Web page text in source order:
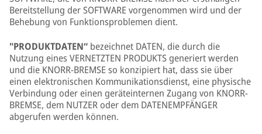
Bereitstellung der SOFTWARE vorgenommen wird und der
Behebung von Funktionsproblemen dient.
"PRODUKTDATEN“ bezeichnet DATEN, die durch die
Nutzung eines VERNETZTEN PRODUKTS generiert werden
und die KNORR-BREMSE so konzipiert hat, dass sie über
einen elektronischen Kommunikationsdienst, eine physische
Verbindung oder einen geräteinternen Zugang von KNORR-
BREMSE, dem NUTZER oder dem DATENEMPFÄNGER
abgerufen werden können.